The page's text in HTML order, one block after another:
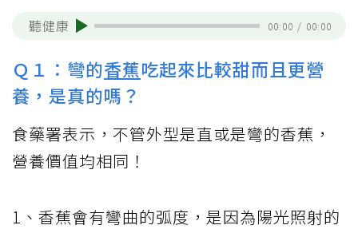
聽健康 00:00 / 00:00
Ｑ１：彎的香蕉吃起來比較甜而且更營
養，是真的嗎？
食藥署表示，不管外型是直或是彎的香蕉，
營養價值均相同！
1、香蕉會有彎曲的弧度，是因為陽光照射的